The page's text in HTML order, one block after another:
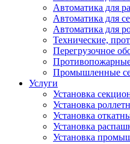
Автоматика для
Автоматика для
Автоматика для
Технические,
Перегрузочное
Промышленные
Услуги
Установка
Установка
Установка
Установка
Установка